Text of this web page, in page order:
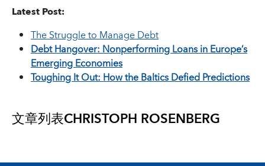
Latest Post:
The Struggle to Manage Debt
Debt Hangover: Nonperforming Loans in Europe’s
Emerging Economies
Toughing It Out: How the Baltics Defied Predictions
文章列表CHRISTOPH ROSENBERG